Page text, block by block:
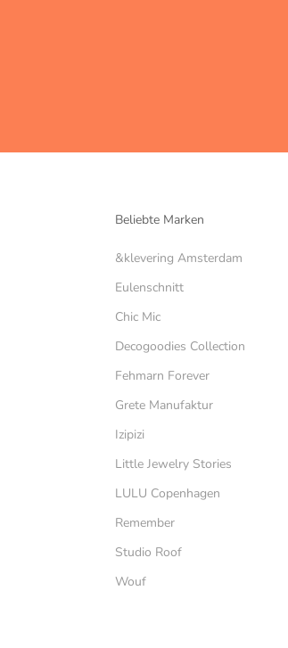
Beliebte Marken
&klevering Amsterdam
Eulenschnitt
Chic Mic
Decogoodies Collection
Fehmarn Forever
Grete Manufaktur
Izipizi
Little Jewelry Stories
LULU Copenhagen
Remember
Studio Roof
Wouf